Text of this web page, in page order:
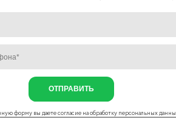
ОТПРАВИТЬ
форму вы даете согласие наобработку персональных